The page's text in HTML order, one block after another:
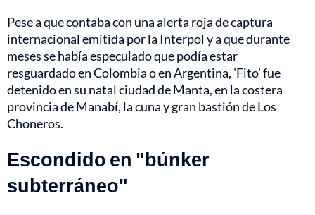
Pese a que contaba con una alerta roja de captura
internacional emitida por la Interpol y a que durante
meses se había especulado que podía estar
resguardado en Colombia o en Argentina, 'Fito' fue
detenido en su natal ciudad de Manta, en la costera
provincia de Manabí, la cuna y gran bastión de Los
Choneros.
Escondido en "búnker
subterráneo"